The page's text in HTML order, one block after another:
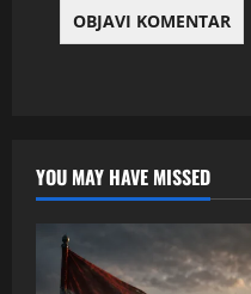
YOU MAY HAVE MISSED